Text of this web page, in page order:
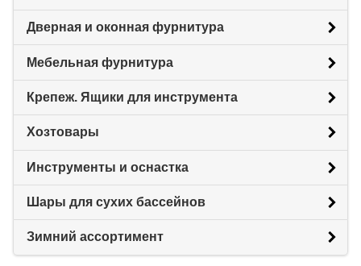
Дверная и оконная фурнитура
Мебельная фурнитура
Крепеж. Ящики для инструмента
Хозтовары
Инструменты и оснастка
Шары для сухих бассейнов
Зимний ассортимент